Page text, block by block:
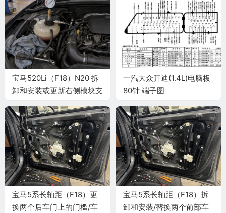
宝马520Li（F18）N20 拆
卸和安装或更新右侧模块支
一汽大众开迪(1.4L)电脑板
80针 端子图
宝马5系长轴距（F18）更
换两个后车门上的门槛/车
宝马5系长轴距（F18）拆
卸和安装/替换两个前部车